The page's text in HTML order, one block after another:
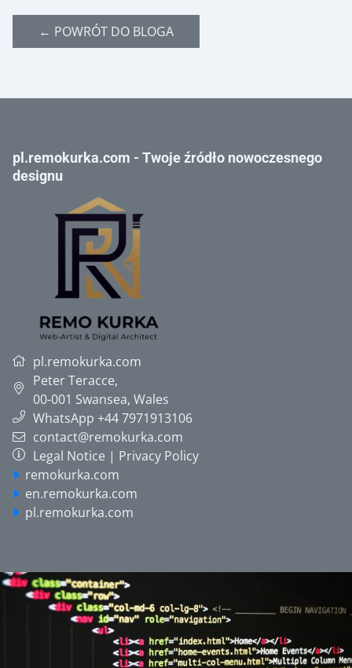
← POWRÓT DO BLOGA
pl.remokurka.com - Twoje źródło nowoczesnego
designu
pl.remokurka.com
Peter Teracce,
00-001 Swansea, Wales
WhatsApp +44 7971913106
contact@remokurka.com
Legal Notice | Privacy Policy
remokurka.com
en.remokurka.com
pl.remokurka.com